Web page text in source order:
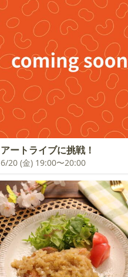
アートライブに挑戦！
6/20 (金) 19:00〜20:00